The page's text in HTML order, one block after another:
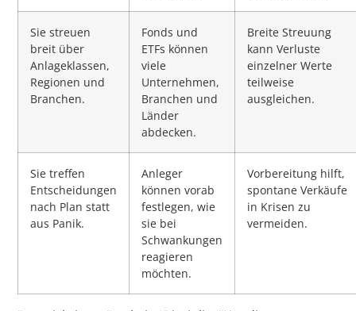
Sie streuen
breit über
Anlageklassen,
Regionen und
Branchen.
Fonds und
ETFs können
viele
Unternehmen,
Branchen und
Länder
abdecken.
Breite Streuung
kann Verluste
einzelner Werte
teilweise
ausgleichen.
Sie treffen
Entscheidungen
nach Plan statt
aus Panik.
Anleger
können vorab
festlegen, wie
sie bei
Schwankungen
reagieren
möchten.
Vorbereitung hilft,
spontane Verkäufe
in Krisen zu
vermeiden.